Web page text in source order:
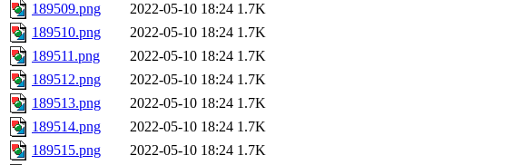
189509.png
2022-05-10 18:24 1.7K
189510.png
2022-05-10 18:24 1.7K
189511.png
2022-05-10 18:24 1.7K
189512.png
2022-05-10 18:24 1.7K
189513.png
2022-05-10 18:24 1.7K
189514.png
2022-05-10 18:24 1.7K
189515.png
2022-05-10 18:24 1.7K